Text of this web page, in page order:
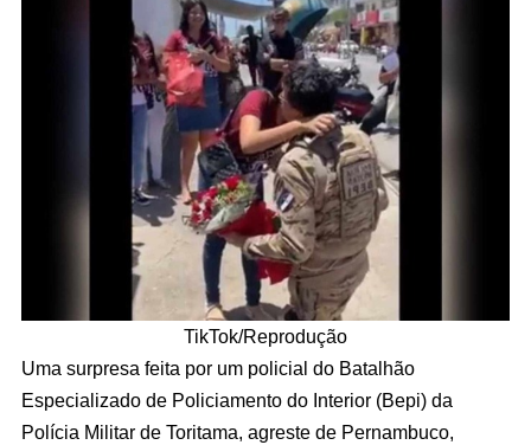
TikTok/Reprodução
Uma surpresa feita por um policial do Batalhão
Especializado de Policiamento do Interior (Bepi) da
Polícia Militar de Toritama, agreste de Pernambuco,